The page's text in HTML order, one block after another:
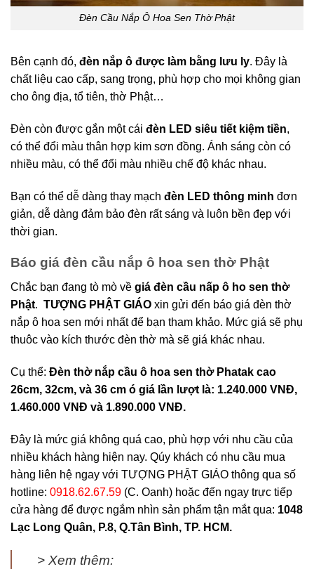
Đèn Cầu Nắp Ô Hoa Sen Thờ Phật
Bên cạnh đó, đèn nắp ô được làm bằng lưu ly. Đây là
chất liệu cao cấp, sang trọng, phù hợp cho mọi không gian
cho ông địa, tổ tiên, thờ Phật…
Đèn còn được gắn một cái đèn LED siêu tiết kiệm tiền,
có thể đổi màu thân hợp kim sơn đồng. Ánh sáng còn có
nhiều màu, có thể đổi màu nhiều chế độ khác nhau.
Bạn có thể dễ dàng thay mạch đèn LED thông minh đơn
giản, dễ dàng đảm bảo đèn rất sáng và luôn bền đẹp với
thời gian.
Báo giá đèn cầu nắp ô hoa sen thờ Phật
Chắc bạn đang tò mò về giá đèn cầu nấp ô ho sen thờ
Phật. TƯỢNG PHẬT GIÁO xin gửi đến báo giá đèn thờ
nắp ô hoa sen mới nhất để bạn tham khảo. Mức giá sẽ phụ
thuôc vào kích thước đèn thờ mà sẽ giá khác nhau.
Cụ thể: Đèn thờ nắp cầu ô hoa sen thờ Phatak cao
26cm, 32cm, và 36 cm ó giá lần lượt là: 1.240.000 VNĐ,
1.460.000 VNĐ và 1.890.000 VNĐ.
Đây là mức giá không quá cao, phù hợp với nhu cầu của
nhiều khách hàng hiện nay. Qúy khách có nhu cầu mua
hàng liên hệ ngay với TƯỢNG PHẬT GIÁO thông qua số
hotline: 0918.62.67.59 (C. Oanh) hoặc đến ngay trực tiếp
cửa hàng để được ngắm nhìn sản phẩm tận mắt qua: 1048
Lạc Long Quân, P.8, Q.Tân Bình, TP. HCM.
> Xem thêm: